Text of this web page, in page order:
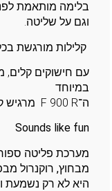
בלימה מותאמת
וגם על שליטה.
קלילות מורגשת
עם חישוקים
במיוחד
ה־F 900 R מרגיש קל, חד ומוכן לכל פניה או תמרון.
Sounds like fun
מערכת פליטה
מבחוץ, רוקנרול
היא לא רק נשמעת